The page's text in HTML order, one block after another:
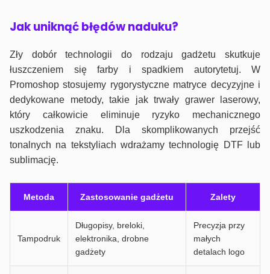
Jak uniknąć błędów naduku?
Zły dobór technologii do rodzaju gadżetu skutkuje
łuszczeniem się farby i spadkiem autorytetuj. W
Promoshop stosujemy rygorystyczne matryce decyzyjne i
dedykowane metody, takie jak trwały grawer laserowy,
który całkowicie eliminuje ryzyko mechanicznego
uszkodzenia znaku. Dla skomplikowanych przejść
tonalnych na tekstyliach wdrażamy technologię DTF lub
sublimację.
Metoda Zastosowanie gadżetu Zalety
Tampodruk
Długopisy, breloki,
elektronika, drobne
gadżety
Precyzja przy
małych
detalach logo